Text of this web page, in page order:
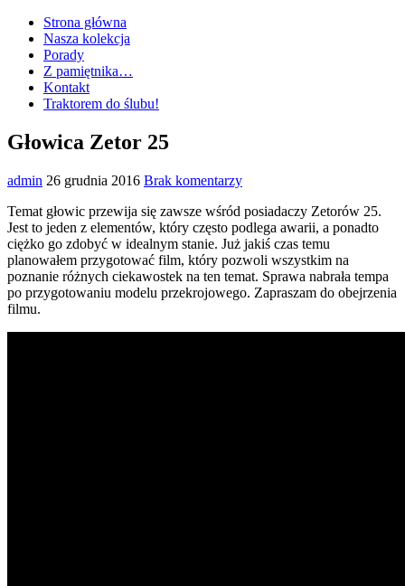
Strona główna
Nasza kolekcja
Porady
Z pamiętnika…
Kontakt
Traktorem do ślubu!
Głowica Zetor 25
admin 26 grudnia 2016 Brak komentarzy
Temat głowic przewija się zawsze wśród posiadaczy Zetorów 25.
Jest to jeden z elementów, który często podlega awarii, a ponadto
ciężko go zdobyć w idealnym stanie. Już jakiś czas temu
planowałem przygotować film, który pozwoli wszystkim na
poznanie różnych ciekawostek na ten temat. Sprawa nabrała tempa
po przygotowaniu modelu przekrojowego. Zapraszam do obejrzenia
filmu.